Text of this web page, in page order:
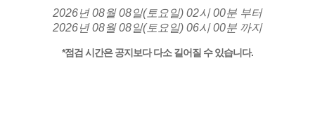
2026년 08월 08일(토요일) 02시 00분 부터
2026년 08월 08일(토요일) 06시 00분 까지
*점검 시간은 공지보다 다소 길어질 수 있습니다.